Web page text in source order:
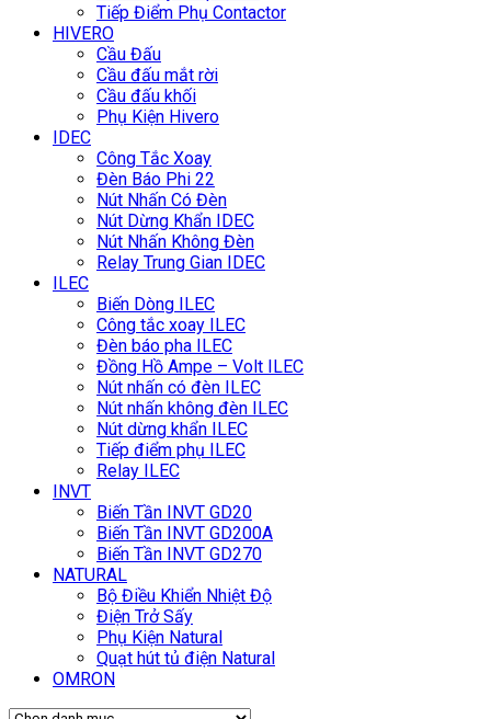
Tiếp Điểm Phụ Contactor
HIVERO
Cầu Đấu
Cầu đấu mắt rời
Cầu đấu khối
Phụ Kiện Hivero
IDEC
Công Tắc Xoay
Đèn Báo Phi 22
Nút Nhấn Có Đèn
Nút Dừng Khẩn IDEC
Nút Nhấn Không Đèn
Relay Trung Gian IDEC
ILEC
Biến Dòng ILEC
Công tắc xoay ILEC
Đèn báo pha ILEC
Đồng Hồ Ampe – Volt ILEC
Nút nhấn có đèn ILEC
Nút nhấn không đèn ILEC
Nút dừng khẩn ILEC
Tiếp điểm phụ ILEC
Relay ILEC
INVT
Biến Tần INVT GD20
Biến Tần INVT GD200A
Biến Tần INVT GD270
NATURAL
Bộ Điều Khiển Nhiệt Độ
Điện Trở Sấy
Phụ Kiện Natural
Quạt hút tủ điện Natural
OMRON